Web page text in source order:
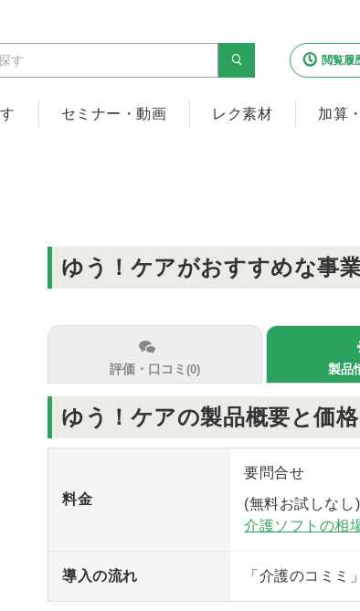
閲覧履
セミナー・動画 レク素材 加算
ゆう！ケアがおすすめな事
評価・口コミ(0) 製品
ゆう！ケアの製品概要と価
料金
要問合せ
(無料お試しなし)
介護ソフトの相
導入の流れ 「介護のコミミ